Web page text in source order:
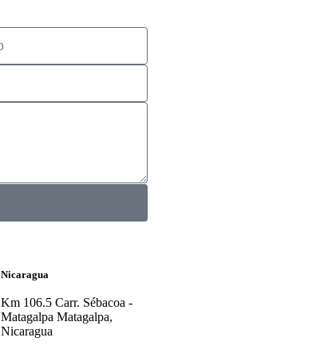
Nicaragua
Km 106.5 Carr. Sébacoa -
Matagalpa Matagalpa,
Nicaragua